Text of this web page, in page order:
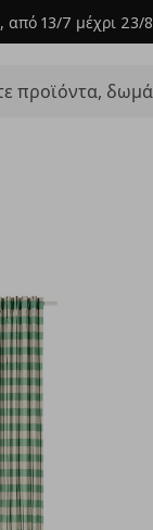
από 13/7 μέχρι 23/8